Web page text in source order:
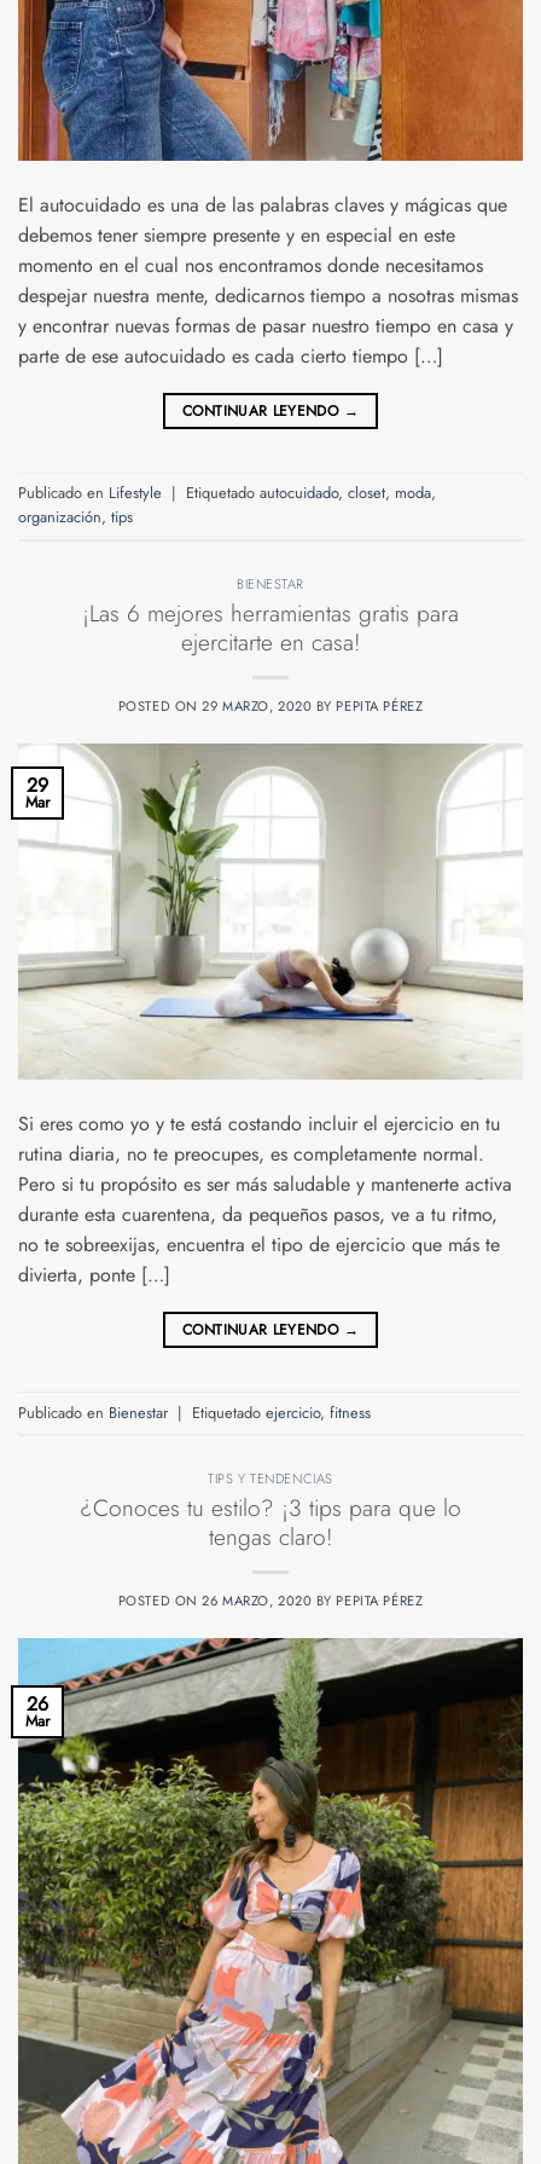
El autocuidado es una de las palabras claves y mágicas que
debemos tener siempre presente y en especial en este
momento en el cual nos encontramos donde necesitamos
despejar nuestra mente, dedicarnos tiempo a nosotras mismas
y encontrar nuevas formas de pasar nuestro tiempo en casa y
parte de ese autocuidado es cada cierto tiempo […]
CONTINUAR LEYENDO →
Publicado en Lifestyle | Etiquetado autocuidado, closet, moda,
organización, tips
BIENESTAR
¡Las 6 mejores herramientas gratis para
ejercitarte en casa!
POSTED ON29 MARZO, 2020 BY PEPITA PÉREZ
29
Mar
Si eres como yo y te está costando incluir el ejercicio en tu
rutina diaria, no te preocupes, es completamente normal.
Pero si tu propósito es ser más saludable y mantenerte activa
durante esta cuarentena, da pequeños pasos, ve a tu ritmo,
no te sobreexijas, encuentra el tipo de ejercicio que más te
divierta, ponte […]
CONTINUAR LEYENDO →
Publicado en Bienestar | Etiquetado ejercicio, fitness
TIPS Y TENDENCIAS
¿Conoces tu estilo? ¡3 tips para que lo
tengas claro!
POSTED ON26 MARZO, 2020 BY PEPITA PÉREZ
26
Mar